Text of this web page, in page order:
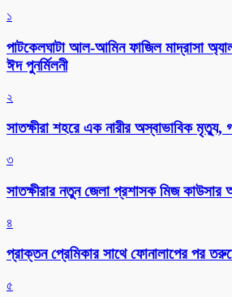
১
পাটকেলঘাটা আল-আমিন ফাজিল মাদ্রাসা
ঈদ পুনর্মিলনী
২
সাতক্ষীরা শহরে এক নারীর অস্বাভাবিক মৃত্যু,
৩
সাতক্ষীরার নতুন জেলা প্রশাসক মিজ
৪
প্রাক্তন প্রেমিকার সাথে ফোনালাপের পর
৫